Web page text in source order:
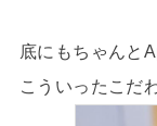
底にもちゃんと
こういったこだ